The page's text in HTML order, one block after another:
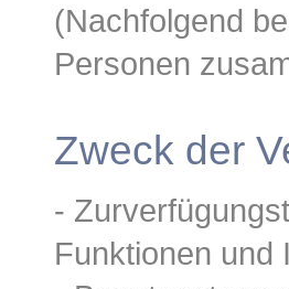
(Nachfolgend
Personen
Zweck der
-
Funktionen und